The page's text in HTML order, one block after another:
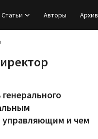
Статьи Авторы Архив
и чем